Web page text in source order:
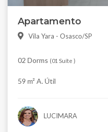
Apartamento
Vila Yara - Osasco/SP
02 Dorms (01 Suíte )
59 m² A. Útil
LUCIMARA